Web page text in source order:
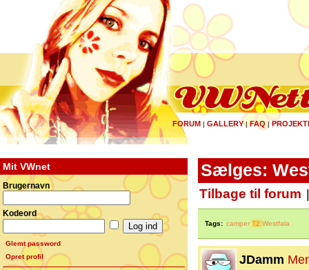
FORUM | GALLERY|FAQ |
Mit VWnet
Brugernavn
Kodeord
Glemt password
Opret profil
Sælges:
Tilbage til forum
Tags: camper T2 Westfala
JDamm